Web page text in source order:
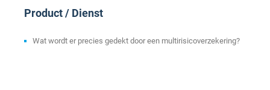
Product / Dienst
Wat wordt er precies gedekt door een multirisicoverzekering?